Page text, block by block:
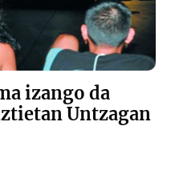
izango da
Untzagan